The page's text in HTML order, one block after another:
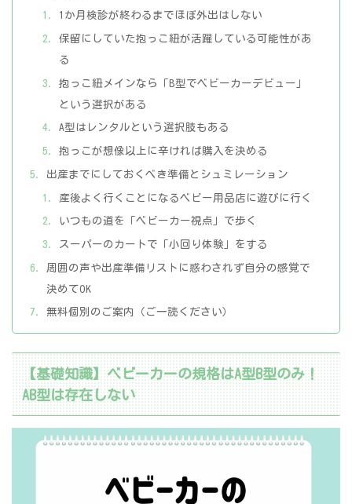
1か月検診が終わるまでほぼ外出はしない
保留にしていた抱っこ紐が活躍している可能性があ
る
抱っこ紐メインなら「B型でベビーカーデビュー」
という選択がある
A型はレンタルという選択肢もある
抱っこが想像以上に辛ければ購入を決める
出産までにしておくべき準備とシュミレーション
産後よく行くことになるベビー用品店に遊びに行く
いつもの道を「ベビーカー視点」で歩く
スーパーのカートで「小回り体験」をする
周囲の声や出産準備リストに惑わされず自分の感覚で
決めてOK
無料個別のご案内（ご一読ください）
【基礎知識】ベビーカーの規格はA型B型のみ！
AB型は存在しない